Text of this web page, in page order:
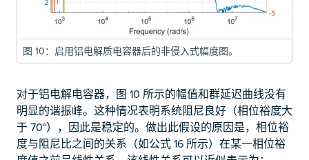
图 10：启用铝电解质电容器后的非侵入式幅度图。
对于铝电解电容器，图 10 所示的幅值和群延迟曲线没有
明显的谐振峰。这种情况表明系统阻尼良好（相位裕度大
于 70°），因此是稳定的。做出此假设的原因是，相位裕
度与阻尼比之间的关系（如公式 16 所示）在某一相位裕